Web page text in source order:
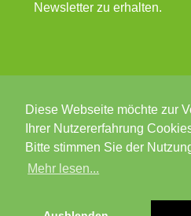
Diese Webseite möchte zur
Ihrer Nutzererfahrung
Bitte stimmen Sie der
Mehr lesen...
Newsletter zu erhalten.
© 2026 BEWO-Besser
Wiener Straße 180, 8051 Graz |